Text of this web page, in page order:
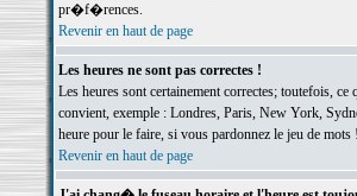
pr�f�rences.
Revenir en haut de page
Les heures ne sont pas correctes !
Les heures sont certainement correctes; toutefois,
convient, exemple : Londres, Paris, New York,
heure pour le faire, si vous pardonnez le jeu de mots !
Revenir en haut de page